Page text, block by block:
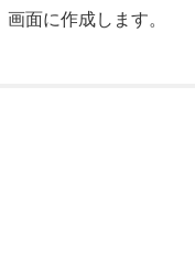
画面に作成します。